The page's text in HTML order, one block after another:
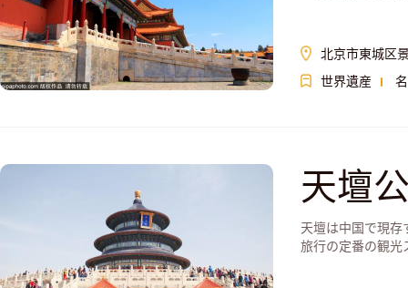
北京市東城区
世界遺産
天壇
天壇は中国で現
旅行の定番の観光